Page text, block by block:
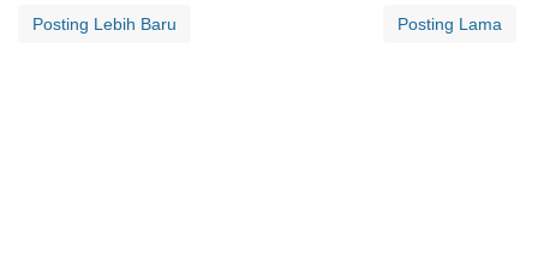
Posting Lebih Baru Posting Lama